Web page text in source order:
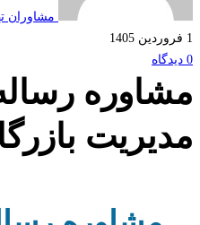
مشاوران تهران
رساله